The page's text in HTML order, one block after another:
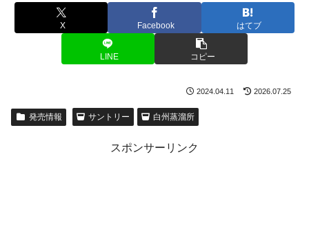
X Facebook はてブ
LINE コピー
2024.04.11 2026.07.25
発売情報 サントリー 白州蒸溜所
スポンサーリンク